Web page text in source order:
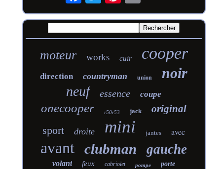
moteur works cuir cooper
direction countryman union noir
neuf essence coupe
onecooper r50r53 jack original
sport droite mini jantes avec
avant clubman gauche
volant feux cabriolet pompe porte